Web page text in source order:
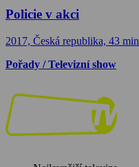
Policie v akci
2017, Česká republika, 43 min
Pořady / Televizní show